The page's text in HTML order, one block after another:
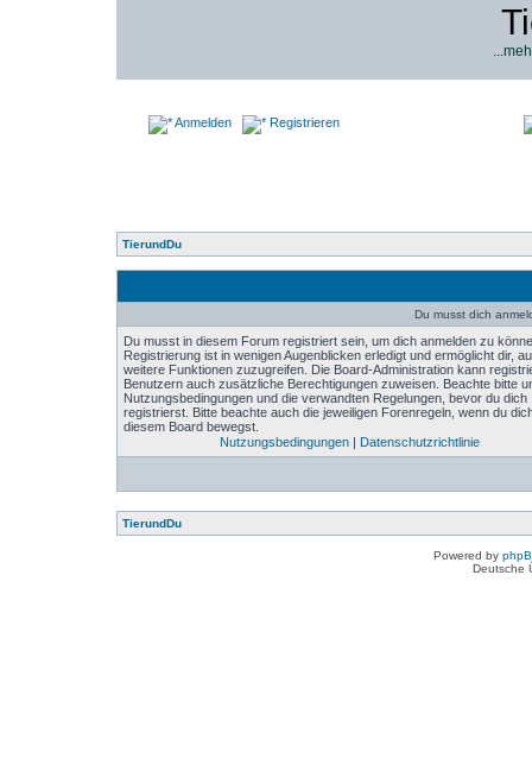
Anmelden Registrieren
TierundDu
Du musst dich
Du musst in diesem Forum registriert sein, um dich anmelden zu
Registrierung ist in wenigen Augenblicken erledigt und ermöglicht dir,
weitere Funktionen zuzugreifen. Die Board-Administration kann
Benutzern auch zusätzliche Berechtigungen zuweisen. Beachte bitte
Nutzungsbedingungen und die verwandten Regelungen, bevor du dich
registrierst. Bitte beachte auch die jeweiligen Forenregeln, wenn du
diesem Board bewegst.
Nutzungsbedingungen| Datenschutzrichtlinie
TierundDu
Powered by
Deutsche